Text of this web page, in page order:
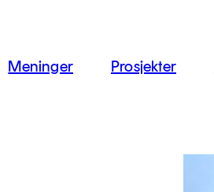
Meninger Prosjekter